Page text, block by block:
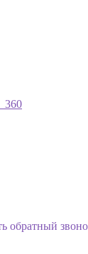
обратный